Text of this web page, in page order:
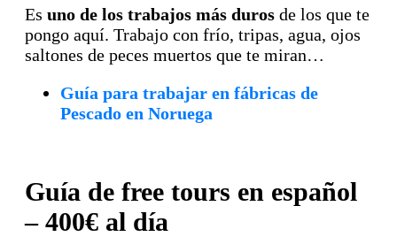
Es uno de los trabajos más duros de los que te
pongo aquí. Trabajo con frío, tripas, agua, ojos
saltones de peces muertos que te miran…
Guía para trabajar en fábricas de
Pescado en Noruega
Guía de free tours en español
– 400€ al día